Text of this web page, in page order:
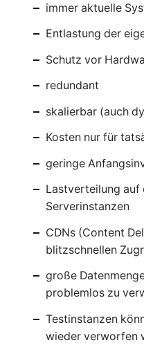
immer aktuelle
Entlastung der
Schutz vor
redundant
skalierbar (auch
Kosten nur für
geringe
Lastverteilung auf
Serverinstanzen
CDNs (Content
blitzschnellen
große
problemlos zu
Testinstanzen
wieder verworfen